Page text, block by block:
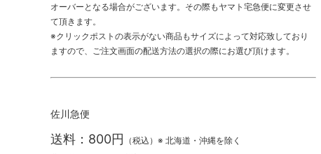
オーバーとなる場合がございます。その際もヤマト宅急便に変更させ
て頂きます。
※クリックポストの表示がない商品もサイズによって対応致しており
ますので、ご注文画面の配送方法の選択の際にお選び頂けます。
佐川急便
送料：800円 （税込）※ 北海道・沖縄を除く